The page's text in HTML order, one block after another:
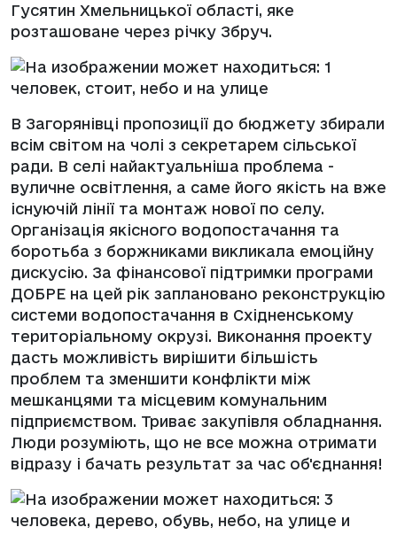
Гусятин Хмельницької області, яке
розташоване через річку Збруч.
В Загорянівці пропозиції до бюджету збирали
всім світом на чолі з секретарем сільської
ради. В селі найактуальніша проблема -
вуличне освітлення, а саме його якість на вже
існуючій лінії та монтаж нової по селу.
Організація якісного водопостачання та
боротьба з боржниками викликала емоційну
дискусію. За фінансової підтримки програми
ДОБРЕ на цей рік заплановано реконструкцію
системи водопостачання в Східненському
територіальному окрузі. Виконання проекту
дасть можливість вирішити більшість
проблем та зменшити конфлікти між
мешканцями та місцевим комунальним
підприємством. Триває закупівля обладнання.
Люди розуміють, що не все можна отримати
відразу і бачать результат за час об'єднання!